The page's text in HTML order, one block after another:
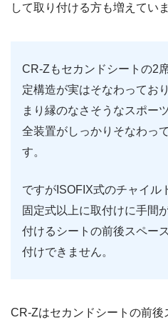
して取り付ける方も増えていま
CR-Zもセカンドシートの2
定構造が実はそなわってお
まり縁のなさそうなスポー
全装置がしっかりそなわっ
す。
ですがISOFIX式のチャイル
固定式以上に取付けに手間
付けるシートの前後スペー
付けできません。
CR-Zはセカンドシートの前後